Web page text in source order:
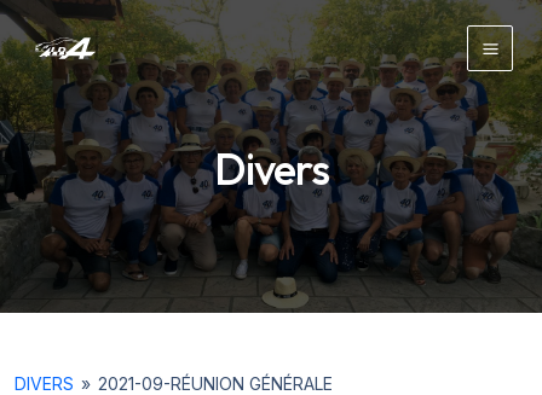
Aller
au
contenu
Main
Divers
DIVERS » 2021-09-RÉUNION GÉNÉRALE